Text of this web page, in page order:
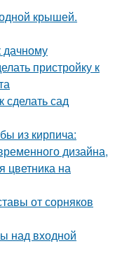
крышей.
дачному
пристройку к
сад
из кирпича:
дизайна,
цветника на
от сорняков
над входной